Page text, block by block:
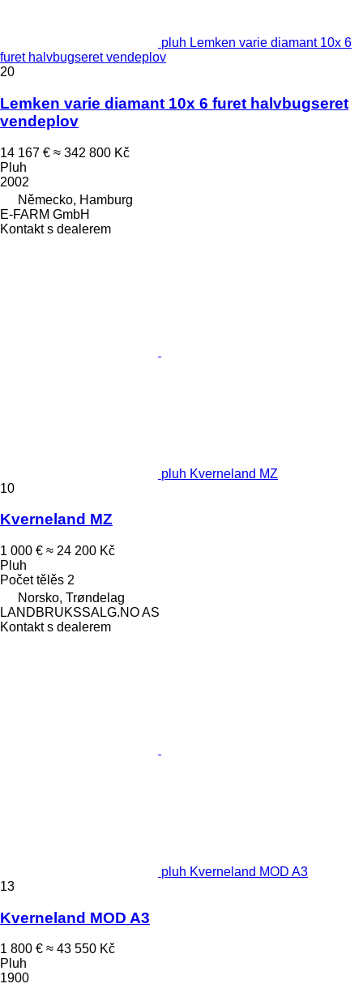
pluh Lemken varie diamant 10x 6
furet halvbugseret vendeplov
20
Lemken varie diamant 10x 6 furet halvbugseret
vendeplov
14 167 € ≈ 342 800 Kč
Pluh
2002
Německo, Hamburg
E-FARM GmbH
Kontakt s dealerem
pluh Kverneland MZ
10
Kverneland MZ
1 000 € ≈ 24 200 Kč
Pluh
Počet tělěs 2
Norsko, Trøndelag
LANDBRUKSSALG.NO AS
Kontakt s dealerem
pluh Kverneland MOD A3
13
Kverneland MOD A3
1 800 € ≈ 43 550 Kč
Pluh
1900